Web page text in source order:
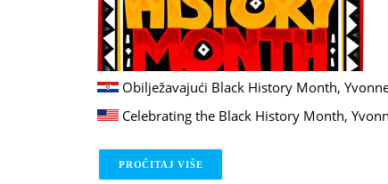
Obilježavajući Black History Month,
Celebrating the Black History Month,
PROČITAJ VIŠE